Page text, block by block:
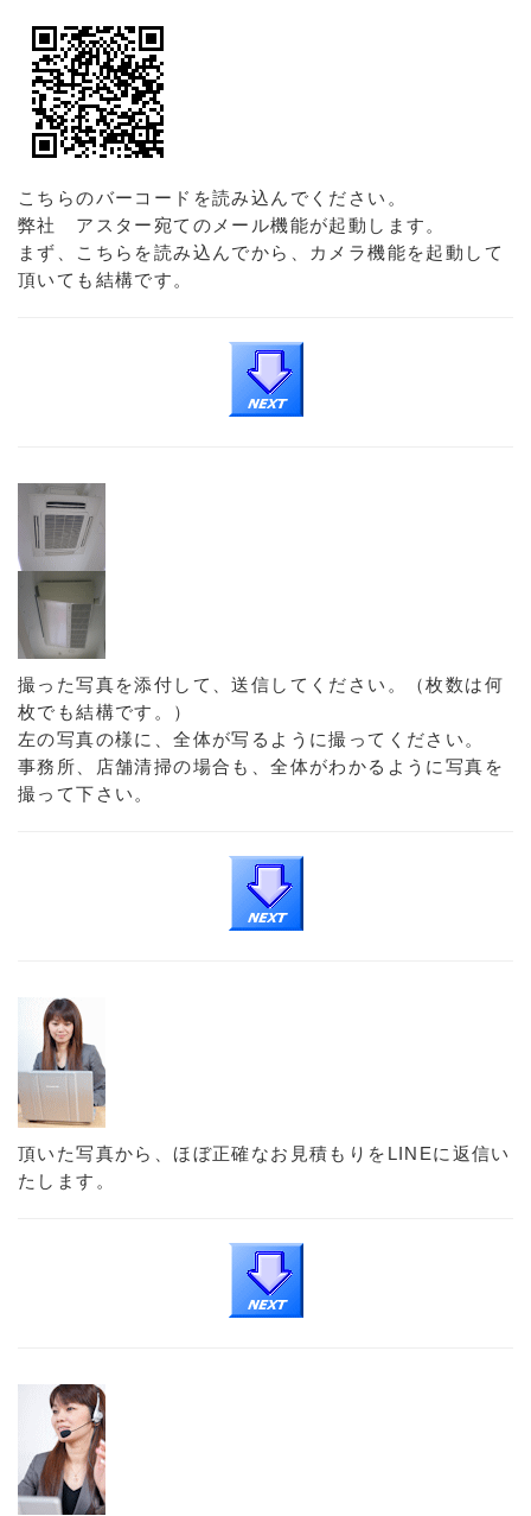
こちらのバーコードを読み込んでください。
弊社 アスター宛てのメール機能が起動します。
まず、こちらを読み込んでから、カメラ機能を起動して
頂いても結構です。
撮った写真を添付して、送信してください。（枚数は何
枚でも結構です。）
左の写真の様に、全体が写るように撮ってください。
事務所、店舗清掃の場合も、全体がわかるように写真を
撮って下さい。
頂いた写真から、ほぼ正確なお見積もりをLINEに返信い
たします。